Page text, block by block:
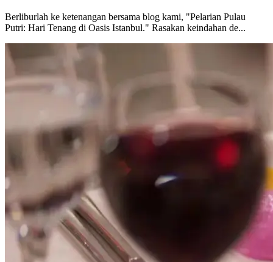
Berliburlah ke ketenangan bersama blog kami, "Pelarian Pulau
Putri: Hari Tenang di Oasis Istanbul." Rasakan keindahan de...